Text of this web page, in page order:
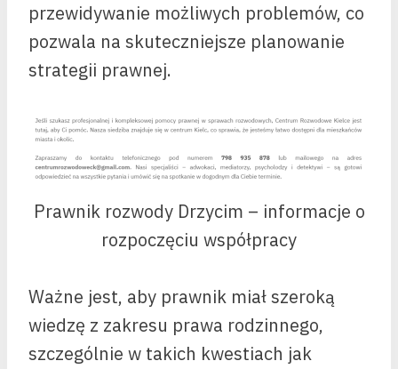
przewidywanie możliwych problemów, co
pozwala na skuteczniejsze planowanie
strategii prawnej.
Prawnik rozwody Drzycim – informacje o
rozpoczęciu współpracy
Ważne jest, aby prawnik miał szeroką
wiedzę z zakresu prawa rodzinnego,
szczególnie w takich kwestiach jak